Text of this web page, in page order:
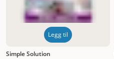
Legg til
Simple Solution